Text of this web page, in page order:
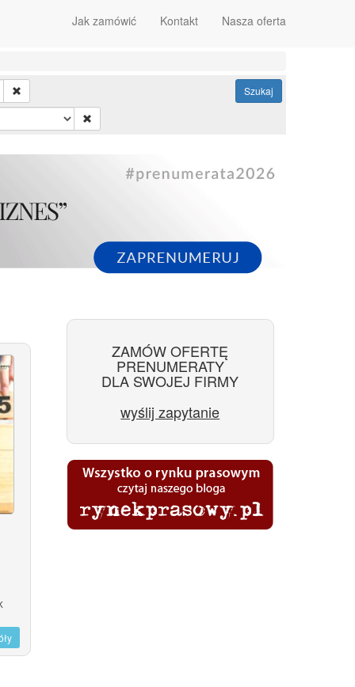
Jak zamówić Kontakt Nasza oferta
Szukaj
ZAMÓW OFERTĘ
PRENUMERATY
DLA SWOJEJ FIRMY
wyślij zapytanie